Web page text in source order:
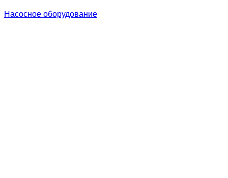
Насосное оборудование